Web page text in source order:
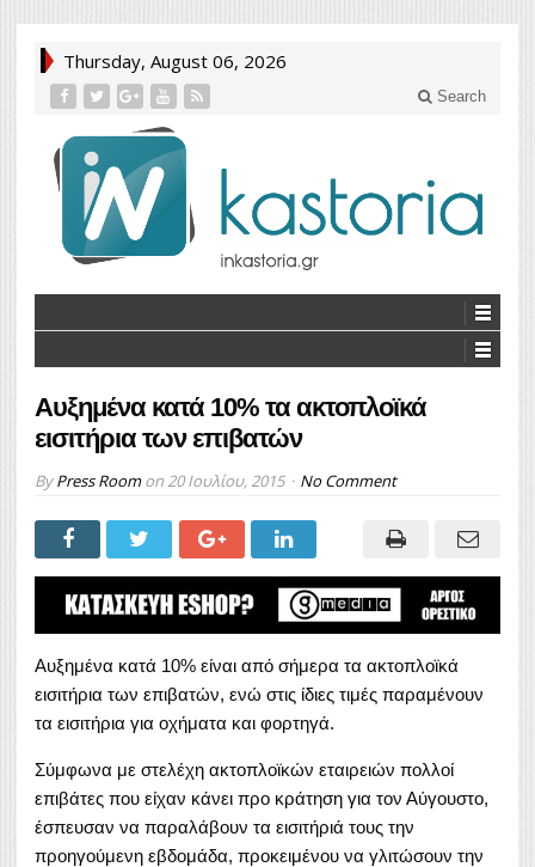
Thursday, August 06, 2026
Search
Αυξημένα κατά 10% τα ακτοπλοϊκά
εισιτήρια των επιβατών
ByPress Roomon 20 Ιουλίου, 2015 No Comment
Αυξημένα κατά 10% είναι από σήμερα τα ακτοπλοϊκά
εισιτήρια των επιβατών, ενώ στις ίδιες τιμές παραμένουν
τα εισιτήρια για οχήματα και φορτηγά.
Σύμφωνα με στελέχη ακτοπλοϊκών εταιρειών πολλοί
επιβάτες που είχαν κάνει προ κράτηση για τον Αύγουστο,
έσπευσαν να παραλάβουν τα εισιτήριά τους την
προηγούμενη εβδομάδα, προκειμένου να γλιτώσουν την